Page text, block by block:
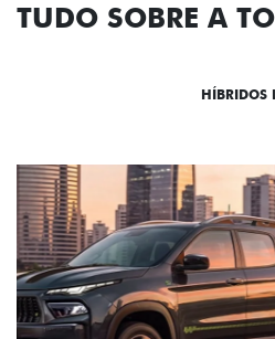
TUDO SOBRE A
HÍBRIDOS